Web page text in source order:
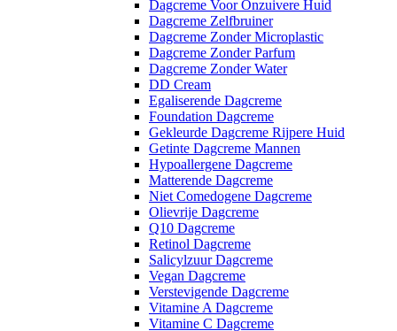
Dagcreme Voor Onzuivere Huid
Dagcreme Zelfbruiner
Dagcreme Zonder Microplastic
Dagcreme Zonder Parfum
Dagcreme Zonder Water
DD Cream
Egaliserende Dagcreme
Foundation Dagcreme
Gekleurde Dagcreme Rijpere Huid
Getinte Dagcreme Mannen
Hypoallergene Dagcreme
Matterende Dagcreme
Niet Comedogene Dagcreme
Olievrije Dagcreme
Q10 Dagcreme
Retinol Dagcreme
Salicylzuur Dagcreme
Vegan Dagcreme
Verstevigende Dagcreme
Vitamine A Dagcreme
Vitamine C Dagcreme